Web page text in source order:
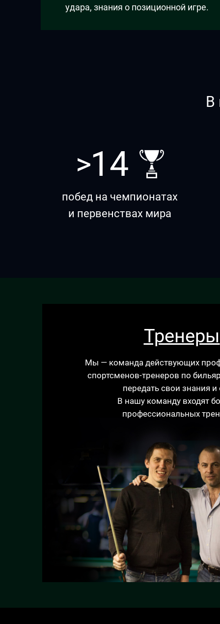
удара, знания о позиционной игре.
В
побед на чемпионатах
и первенствах мира
14
>
Мы — команда действующих
спортсменов-тренеров по
передать свои знания и
В нашу команду входят
профессиональных
Тренеры